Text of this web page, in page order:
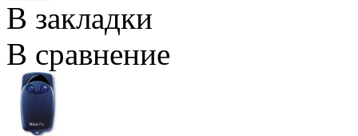
В закладки
В сравнение